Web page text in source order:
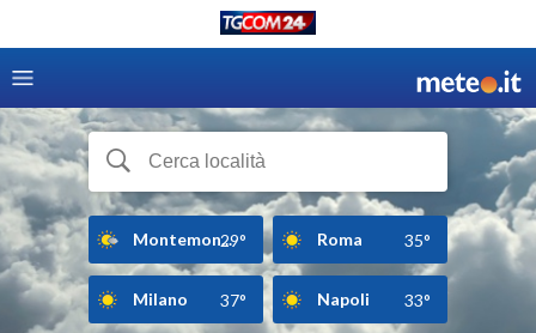
Montemon...29° Roma 35°
Milano 37° Napoli 33°